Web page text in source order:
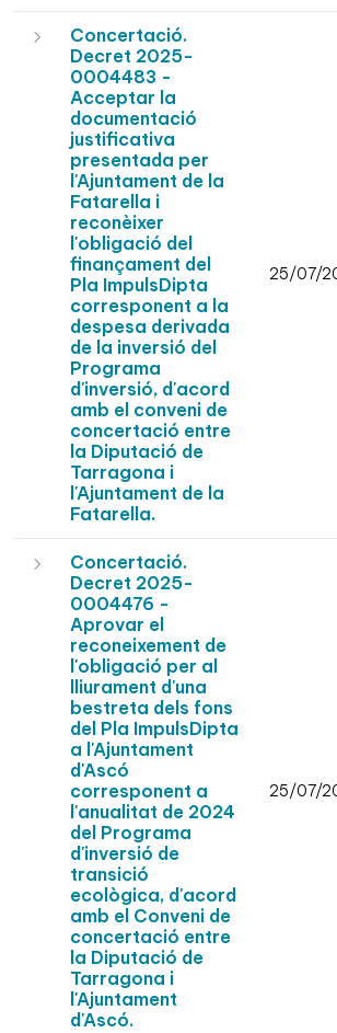
Concertació.
Decret 2025-
0004483 -
Acceptar la
documentació
justificativa
presentada per
l'Ajuntament de la
Fatarella i
reconèixer
l'obligació del
finançament del
Pla ImpulsDipta
corresponent a la
despesa derivada
de la inversió del
Programa
d'inversió, d'acord
amb el conveni de
concertació entre
la Diputació de
Tarragona i
l'Ajuntament de la
Fatarella.
25/07/
Concertació.
Decret 2025-
0004476 -
Aprovar el
reconeixement de
l'obligació per al
lliurament d'una
bestreta dels fons
del Pla ImpulsDipta
a l'Ajuntament
d'Ascó
corresponent a
l'anualitat de 2024
del Programa
d'inversió de
transició
ecològica, d'acord
amb el Conveni de
concertació entre
la Diputació de
Tarragona i
l'Ajuntament
d'Ascó.
25/07/